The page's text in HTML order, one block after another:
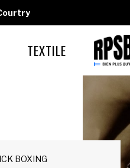
TEXTILE
BOXING